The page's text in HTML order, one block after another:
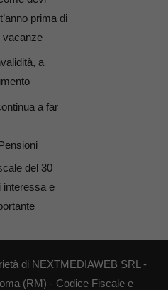
prima di
vacanze
a
a far
del 30
interessa e
di NEXTMEDIAWEB SRL -
(RM) - Codice Fiscale e